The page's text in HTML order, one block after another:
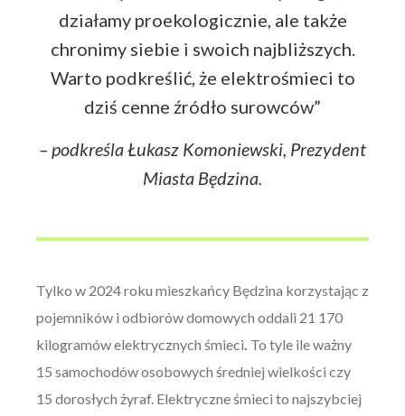
działamy proekologicznie, ale także
chronimy siebie i swoich najbliższych.
Warto podkreślić, że elektrośmieci to
dziś cenne źródło surowców”
– podkreśla Łukasz Komoniewski, Prezydent
Miasta Będzina.
Tylko w 2024 roku mieszkańcy Będzina korzystając z
pojemników i odbiorów domowych oddali 21 170
kilogramów elektrycznych śmieci. To tyle ile ważny
15 samochodów osobowych średniej wielkości czy
15 dorosłych żyraf. Elektryczne śmieci to najszybciej